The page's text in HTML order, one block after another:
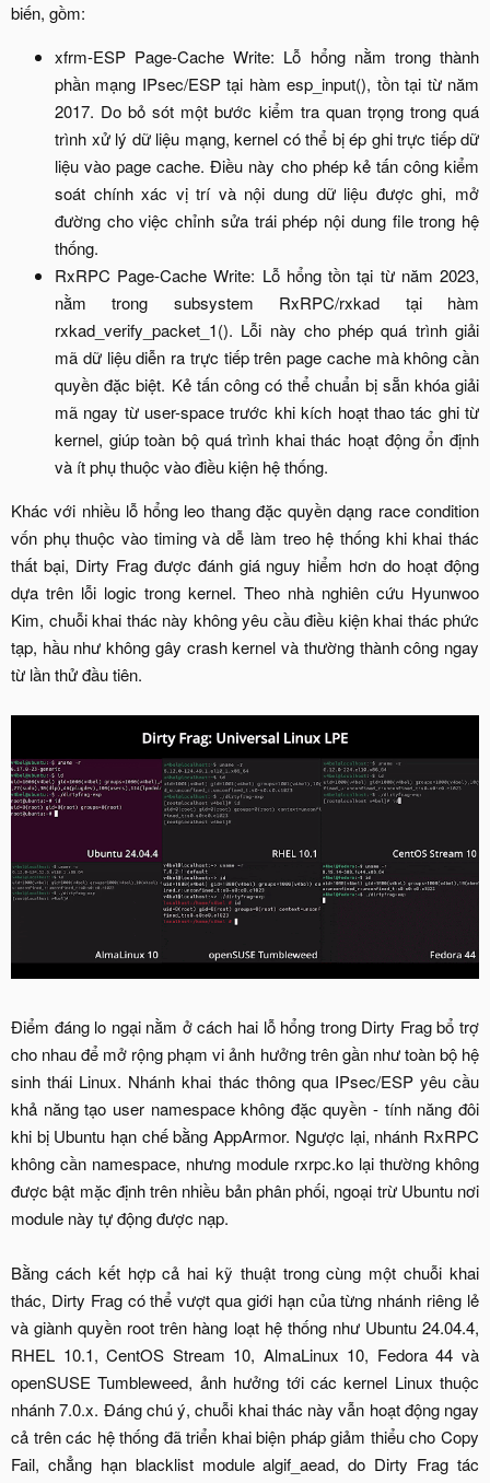
biến, gồm:​
xfrm-ESP Page-Cache Write: Lỗ hổng nằm trong thành
phần mạng IPsec/ESP tại hàm esp_input(), tồn tại từ năm
2017. Do bỏ sót một bước kiểm tra quan trọng trong quá
trình xử lý dữ liệu mạng, kernel có thể bị ép ghi trực tiếp dữ
liệu vào page cache. Điều này cho phép kẻ tấn công kiểm
soát chính xác vị trí và nội dung dữ liệu được ghi, mở
đường cho việc chỉnh sửa trái phép nội dung file trong hệ
thống.​
RxRPC Page-Cache Write: Lỗ hổng tồn tại từ năm 2023,
nằm trong subsystem RxRPC/rxkad tại hàm
rxkad_verify_packet_1(). Lỗi này cho phép quá trình giải
mã dữ liệu diễn ra trực tiếp trên page cache mà không cần
quyền đặc biệt. Kẻ tấn công có thể chuẩn bị sẵn khóa giải
mã ngay từ user-space trước khi kích hoạt thao tác ghi từ
kernel, giúp toàn bộ quá trình khai thác hoạt động ổn định
và ít phụ thuộc vào điều kiện hệ thống.​
Khác với nhiều lỗ hổng leo thang đặc quyền dạng race condition
vốn phụ thuộc vào timing và dễ làm treo hệ thống khi khai thác
thất bại, Dirty Frag được đánh giá nguy hiểm hơn do hoạt động
dựa trên lỗi logic trong kernel. Theo nhà nghiên cứu Hyunwoo
Kim, chuỗi khai thác này không yêu cầu điều kiện khai thác phức
tạp, hầu như không gây crash kernel và thường thành công ngay
từ lần thử đầu tiên.
Điểm đáng lo ngại nằm ở cách hai lỗ hổng trong Dirty Frag bổ trợ
cho nhau để mở rộng phạm vi ảnh hưởng trên gần như toàn bộ hệ
sinh thái Linux. Nhánh khai thác thông qua IPsec/ESP yêu cầu
khả năng tạo user namespace không đặc quyền - tính năng đôi
khi bị Ubuntu hạn chế bằng AppArmor. Ngược lại, nhánh RxRPC
không cần namespace, nhưng module rxrpc.ko lại thường không
được bật mặc định trên nhiều bản phân phối, ngoại trừ Ubuntu nơi
module này tự động được nạp.
Bằng cách kết hợp cả hai kỹ thuật trong cùng một chuỗi khai
thác, Dirty Frag có thể vượt qua giới hạn của từng nhánh riêng lẻ
và giành quyền root trên hàng loạt hệ thống như Ubuntu 24.04.4,
RHEL 10.1, CentOS Stream 10, AlmaLinux 10, Fedora 44 và
openSUSE Tumbleweed, ảnh hưởng tới các kernel Linux thuộc
nhánh 7.0.x. Đáng chú ý, chuỗi khai thác này vẫn hoạt động ngay
cả trên các hệ thống đã triển khai biện pháp giảm thiểu cho Copy
Fail, chẳng hạn blacklist module algif_aead, do Dirty Frag tác